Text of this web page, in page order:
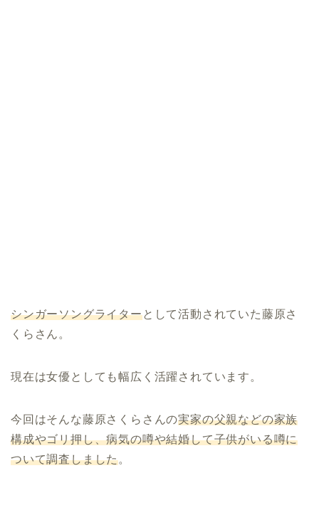
シンガーソングライターとして活動されていた藤原さ
くらさん。
現在は女優としても幅広く活躍されています。
今回はそんな藤原さくらさんの実家の父親などの家族
構成やゴリ押し、病気の噂や結婚して子供がいる噂に
ついて調査しました。